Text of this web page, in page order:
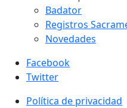
Badator
Registros
Novedades
Facebook
Twitter
Política de privacidad